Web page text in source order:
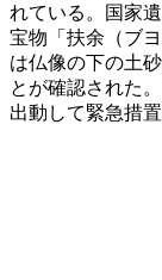
れている。国家
宝物「扶余（ブ
は仏像の下の土
とが確認された
出動して緊急措置